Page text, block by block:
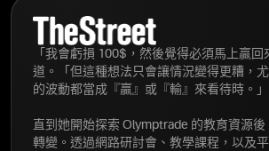
「我會虧損 100$，然後覺得必須馬上贏回
道。「但這種想法只會讓情況變得更糟，
的波動都當成『贏』或『輸』來看待時。」
直到她開始探索 Olymptrade 的教育資源
轉變。透過網路研討會、教學課程，以及